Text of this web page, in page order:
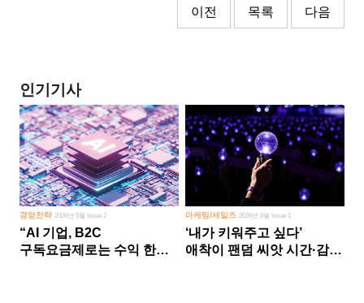
이전 목록 다음
인기기사
경영전략 2026년 5월 Issue 2
“AI 기업, B2C
구독요금제로는 수익 한계
마케팅/세일즈 2026년 8월 Issue 1
‘내가 키워주고 싶다’
애착이 팬덤 씨앗 시간·감정